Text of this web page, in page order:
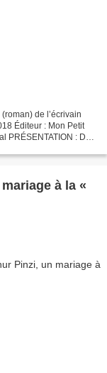
de l’écrivain
Éditeur : Mon Petit
PRÉSENTATION : De
à la «